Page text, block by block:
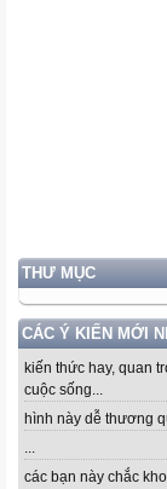
THƯ MỤC
CÁC Ý KIẾN MỚI
kiến thức hay, quan
cuộc sống...
hình này dễ thương
...
các bạn này chắc